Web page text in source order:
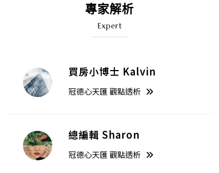
專家解析
Expert
買房小博士 Kalvin
冠德心天匯 觀點透析
總編輯 Sharon
冠德心天匯 觀點透析